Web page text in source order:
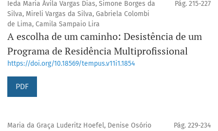
Ieda Maria Ávila Vargas Dias, Simone Borges da
Silva, Mireli Vargas da Silva, Gabriela Colombi
de Lima, Camila Sampaio Lira
Pág. 215-227
A escolha de um caminho: Desistência de um
Programa de Residência Multiprofissional
https://doi.org/10.18569/tempus.v11i1.1854
PDF
Maria da Graça Luderitz Hoefel, Denise Osório
Pág. 229-234